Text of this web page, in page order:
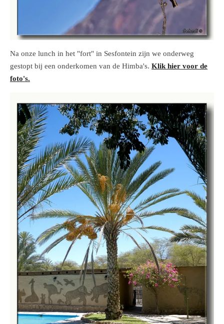
Na onze lunch in het "fort" in Sesfontein zijn we onderweg
gestopt bij een onderkomen van de Himba's. Klik hier voor de
foto's.